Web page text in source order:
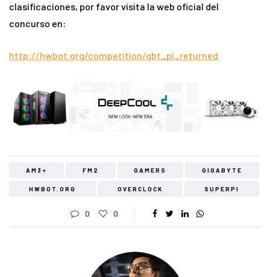
clasificaciones, por favor visita la web oficial del
concurso en:
http://hwbot.org/competition/gbt_pi_returned
AM3+ FM2 GAMERS GIGABYTE
HWBOT.ORG OVERCLOCK SUPERPI
0 0